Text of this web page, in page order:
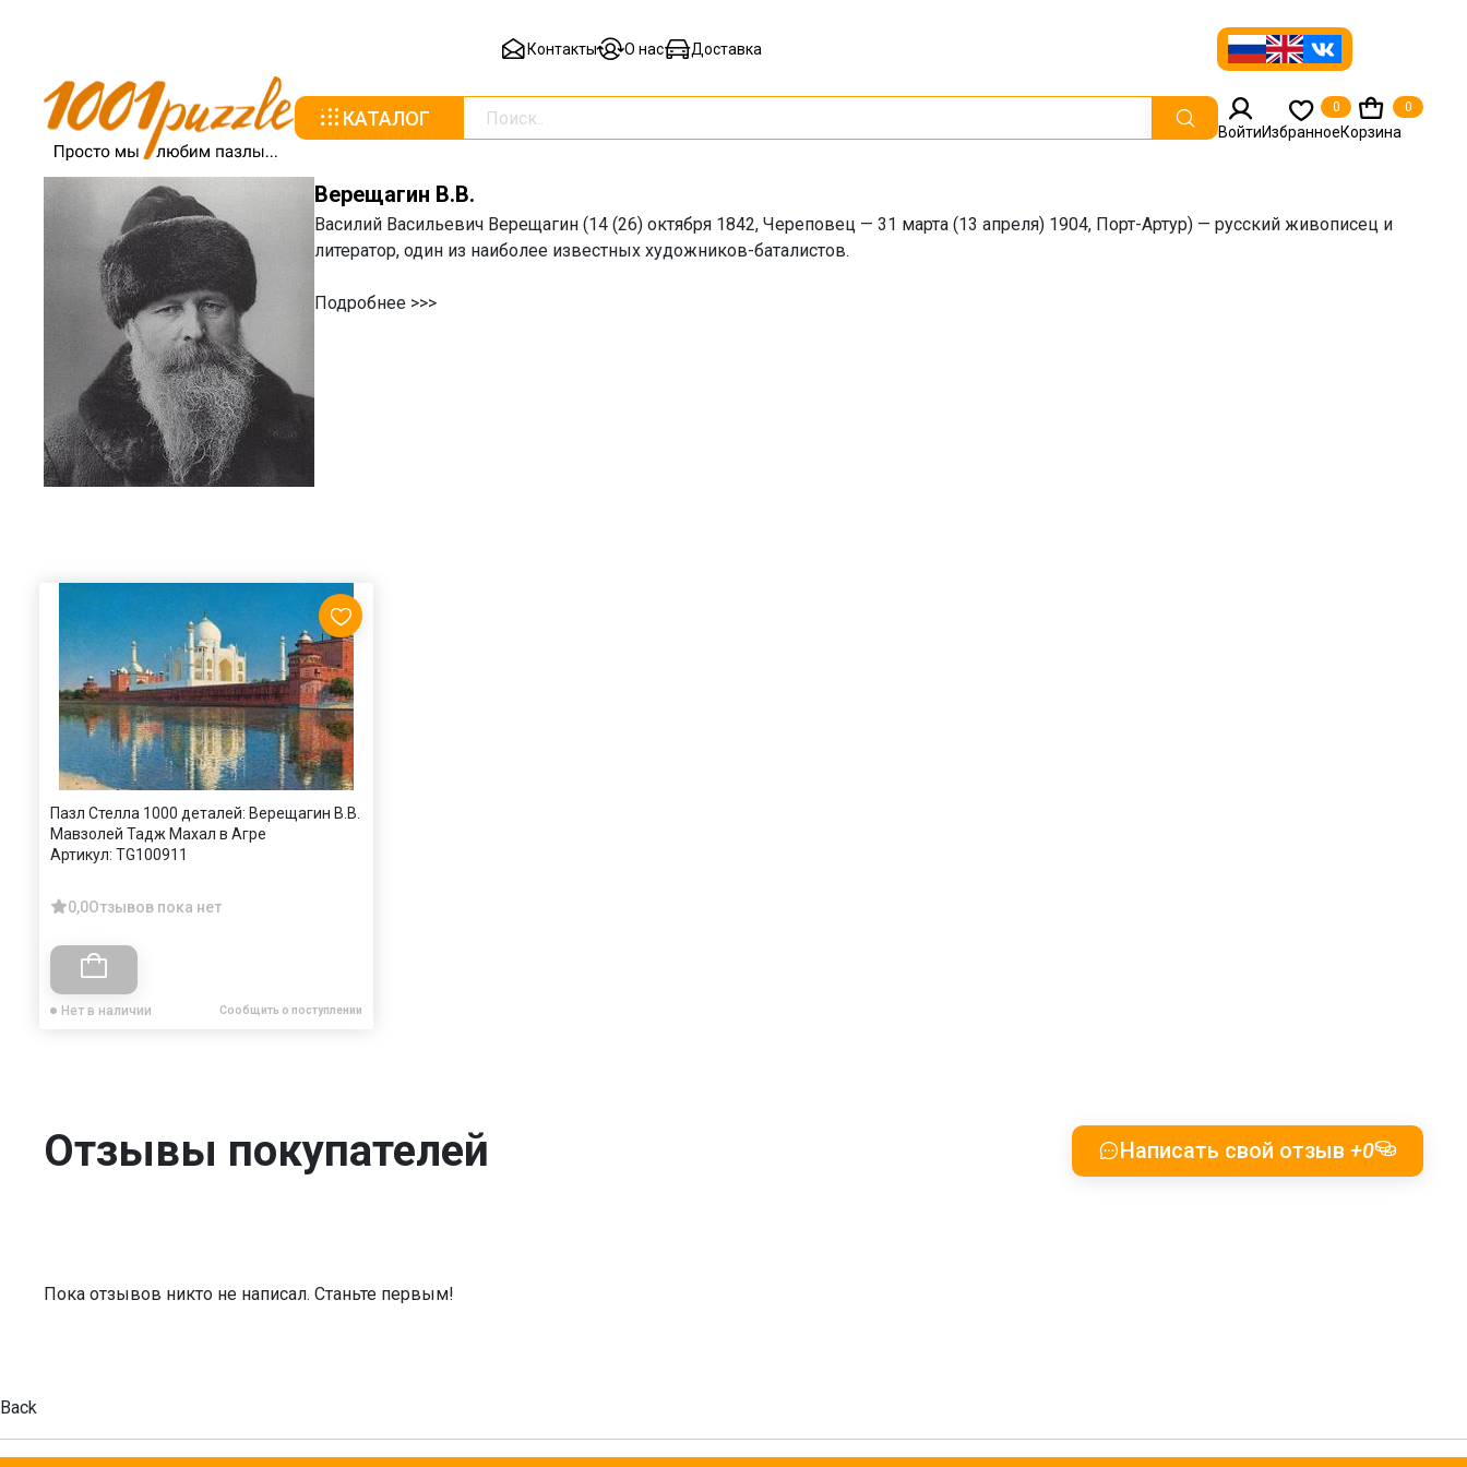
Контакты О нас Доставка
КАТАЛОГ
ВойтиИзбранное
0
Корзина
0
Верещагин В.В.
Василий Васильевич Верещагин (14 (26) октября 1842, Череповец — 31 марта (13 апреля) 1904, Порт-Артур) — русский живописец и
литератор, один из наиболее известных художников-баталистов.
Подробнеe >>>
Пазл Стелла 1000 деталей: Верещагин В.В.
Мавзолей Тадж Махал в Агре
Артикул: TG100911
0,0Отзывов пока нет
Нет в наличии Сообщить о поступлении
Отзывы покупателей Написать свой отзыв +0
Пока отзывов никто не написал. Станьте первым!
Back